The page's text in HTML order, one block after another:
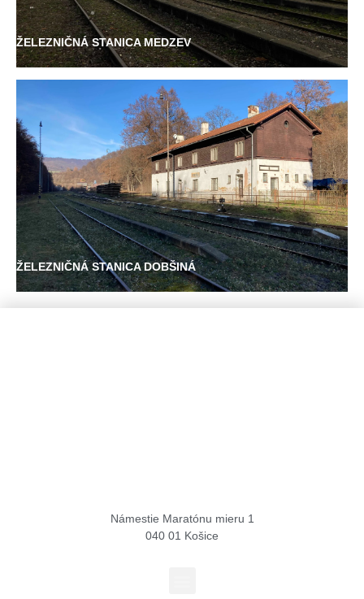
ŽELEZNIČNÁ STANICA MEDZEV
ŽELEZNIČNÁ STANICA DOBŠINÁ
Námestie Maratónu mieru 1
040 01 Košice